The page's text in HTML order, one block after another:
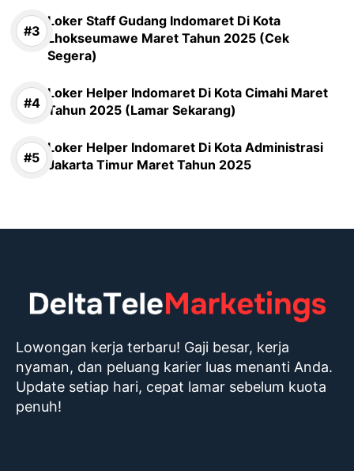
Loker Staff Gudang Indomaret Di Kota
Lhokseumawe Maret Tahun 2025 (Cek
Segera)
Loker Helper Indomaret Di Kota Cimahi Maret
Tahun 2025 (Lamar Sekarang)
Loker Helper Indomaret Di Kota Administrasi
Jakarta Timur Maret Tahun 2025
Lowongan kerja terbaru! Gaji besar, kerja
nyaman, dan peluang karier luas menanti Anda.
Update setiap hari, cepat lamar sebelum kuota
penuh!